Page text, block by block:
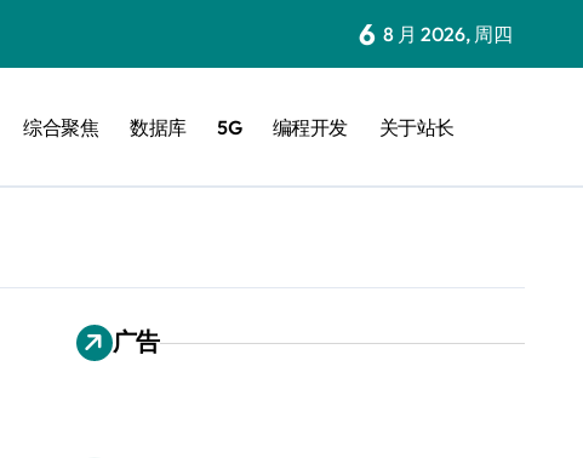
6 8 月 2026, 周四
综合聚焦 数据库 5G 编程开发 关于站长
广告